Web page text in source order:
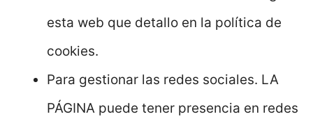
esta web que detallo en la política de
cookies.
Para gestionar las redes sociales. LA
PÁGINA puede tener presencia en redes